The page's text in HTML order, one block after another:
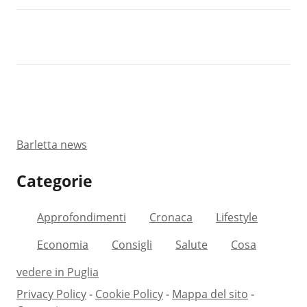
Barletta news
Categorie
Approfondimenti Cronaca
Lifestyle
Economia
Consigli Salute
Cosa
vedere in Puglia
Privacy Policy- Cookie Policy- Mappa del sito -